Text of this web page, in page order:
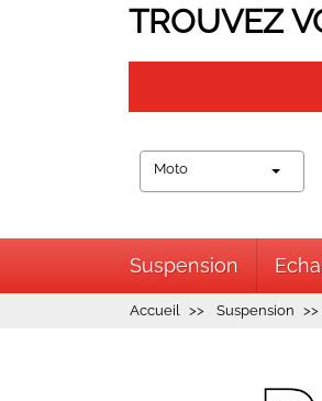
TROUVEZ
Moto
Suspension
Accueil Suspension